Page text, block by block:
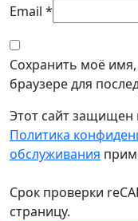
Email *
Сохранить моё имя,
браузере для
Этот сайт защищен
Политика
обслуживания
Срок проверки
страницу.